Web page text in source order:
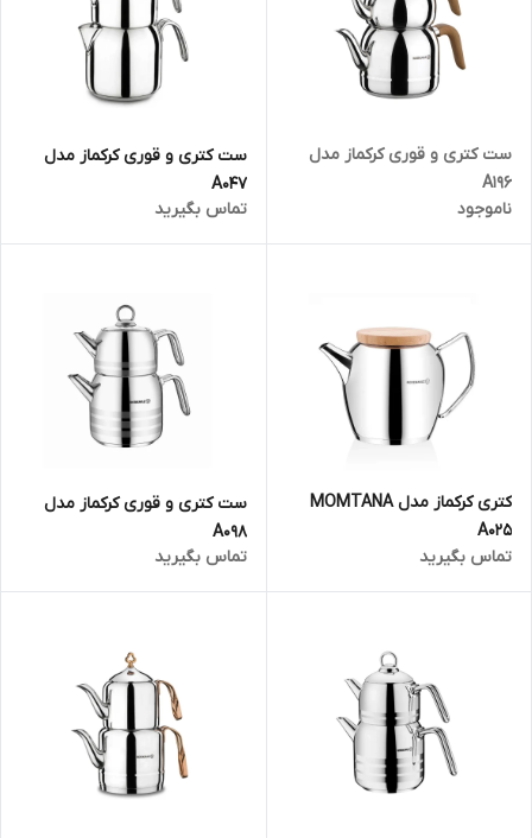
ست کتری و قوری کرکماز مدل
A196
ناموجود
ست کتری و قوری کرکماز مدل
A047
تماس بگیرید
کتری کرکماز مدل MOMTANA
A025
تماس بگیرید
ست کتری و قوری کرکماز مدل
A098
تماس بگیرید